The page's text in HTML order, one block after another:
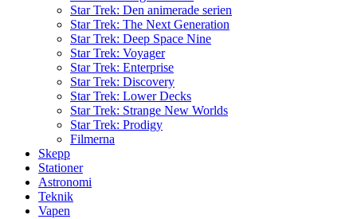
Star Trek: Den animerade serien
Star Trek: The Next Generation
Star Trek: Deep Space Nine
Star Trek: Voyager
Star Trek: Enterprise
Star Trek: Discovery
Star Trek: Lower Decks
Star Trek: Strange New Worlds
Star Trek: Prodigy
Filmerna
Skepp
Stationer
Astronomi
Teknik
Vapen